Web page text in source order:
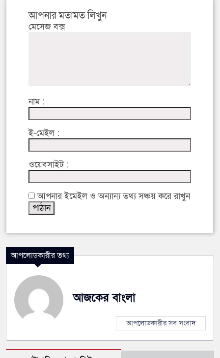
আপনার মতামত লিখুন
মেসেজ বক্স
নাম :
ই-মেইল :
ওয়েবসাইট :
আপনার ইমেইল ও অন্যান্য তথ্য সঞ্চয় করে রাখুন
আপলোডকারীর তথ্য
আজকের বাংলা
আপলোডকারীর সব সংবাদ